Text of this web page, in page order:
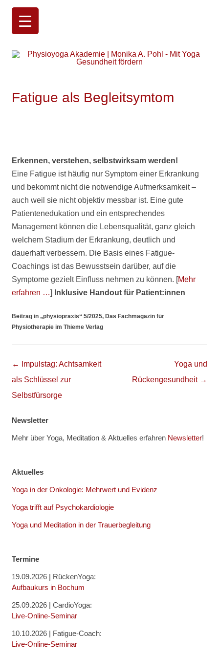
Fatigue als Begleitsymtom
Erkennen, verstehen, selbstwirksam werden!
Eine Fatigue ist häufig nur Symptom einer Erkrankung
und bekommt nicht die notwendige Aufmerksamkeit –
auch weil sie nicht objektiv messbar ist. Eine gute
Patientenedukation und ein entsprechendes
Management können die Lebensqualität, ganz gleich
welchem Stadium der Erkrankung, deutlich und
dauerhaft verbessern. Die Basis eines Fatigue-
Coachings ist das Bewusstsein darüber, auf die
Symptome gezielt Einfluss nehmen zu können. [Mehr
erfahren …] Inklusive Handout für Patient:innen
Beitrag in „physiopraxis“ 5/2025, Das Fachmagazin für
Physiotherapie im Thieme Verlag
Beitragsnavigation
←
Impulstag: Achtsamkeit
als Schlüssel zur
Selbstfürsorge
Yoga und
Rückengesundheit →
Newsletter
Mehr über Yoga, Meditation & Aktuelles erfahren Newsletter!
Aktuelles
Yoga in der Onkologie: Mehrwert und Evidenz
Yoga trifft auf Psychokardiologie
Yoga und Meditation in der Trauerbegleitung
Termine
19.09.2026 | RückenYoga:
Aufbaukurs in Bochum
25.09.2026 | CardioYoga:
Live-Online-Seminar
10.10.2026 | Fatigue-Coach:
Live-Online-Seminar